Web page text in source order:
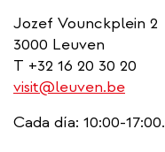
Jozef Vounckplein 2
3000 Leuven
T +32 16 20 30 20
visit@leuven.be
Cada día: 10:00-17:00.